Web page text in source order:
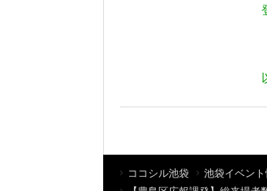
ココシル池袋
池袋イベント